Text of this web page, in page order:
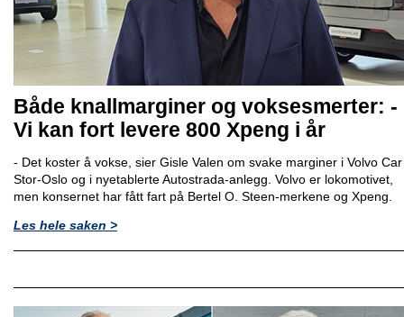
Både knallmarginer og voksesmerter: -
Vi kan fort levere 800 Xpeng i år
- Det koster å vokse, sier Gisle Valen om svake marginer i Volvo Car
Stor-Oslo og i nyetablerte Autostrada-anlegg. Volvo er lokomotivet,
men konsernet har fått fart på Bertel O. Steen-merkene og Xpeng.
Les hele saken >